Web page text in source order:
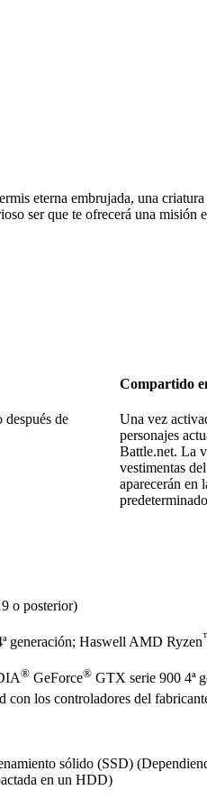
eterna embrujada, una
ser que te ofrecerá una
de
Compartido
Una vez
personajes
Battle.net. La
vestimentas
aparecerán en
o posterior)
generación; Haswell AMD Ryzen
® GeForce® GTX serie 900 4ª
los controladores del
sólido (SSD)
en un HDD)